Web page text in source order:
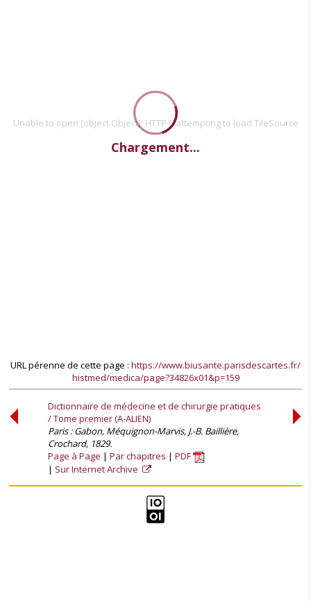
Unable to open [object Object]: HTTP 0 attempting to load TileSource
Chargement...
URL pérenne de cette page : https://www.biusante.parisdescartes.fr/
histmed/medica/page?34826x01&p=159
Dictionnaire de médecine et de chirurgie pratiques
/ Tome premier (A-ALIEN)
Paris : Gabon, Méquignon-Marvis, J.-B. Baillière,
Crochard, 1829.
Page à Page
Par chapitres
PDF
Sur Internet Archive